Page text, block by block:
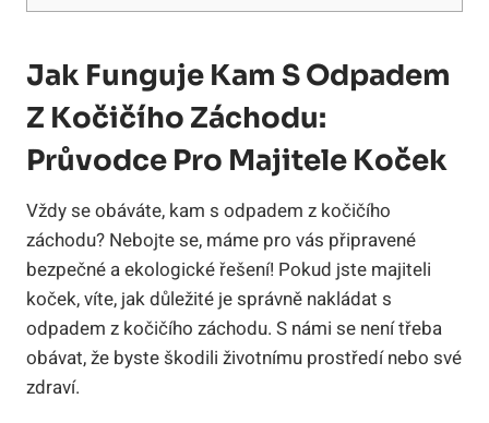
Jak Funguje Kam S Odpadem
Z Kočičího Záchodu:
Průvodce Pro Majitele Koček
Vždy se obáváte, kam s odpadem z kočičího
záchodu? Nebojte se, máme pro vás připravené
bezpečné a ekologické řešení! Pokud jste majiteli
koček, víte, jak důležité je správně nakládat s
odpadem z kočičího záchodu. S námi se není třeba
obávat, že byste škodili životnímu prostředí nebo své
zdraví.